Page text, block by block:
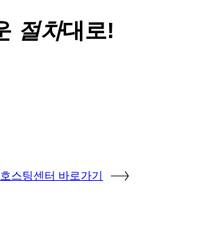
절차대로!
스팅센터 바로가기